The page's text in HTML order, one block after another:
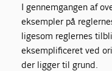
I gennemgangen af
eksempler på
ligesom reglernes
eksemplificeret ved
der ligger til grund.